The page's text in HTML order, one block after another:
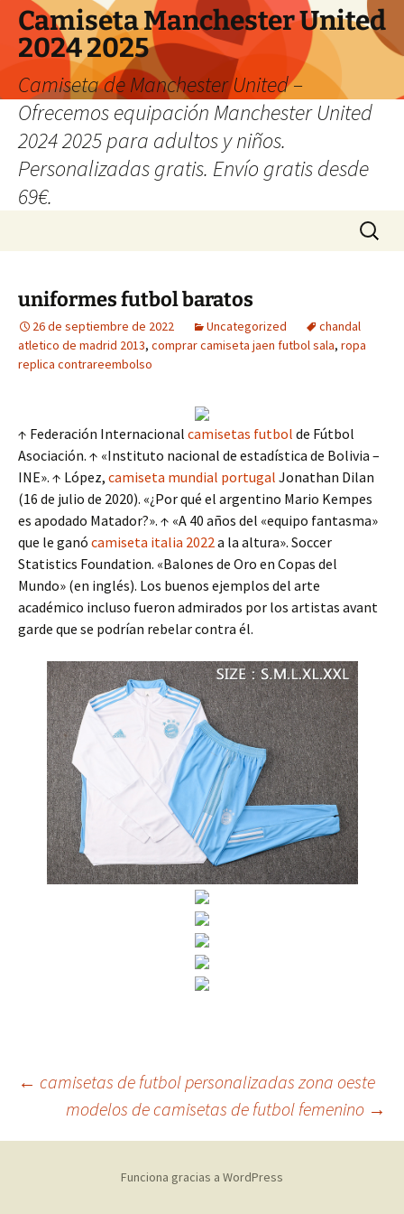
Camiseta Manchester United
2024 2025
Camiseta de Manchester United –
Ofrecemos equipación Manchester United
2024 2025 para adultos y niños.
Personalizadas gratis. Envío gratis desde
69€.
Buscar:
uniformes futbol baratos
26 de septiembre de 2022 Uncategorized
chandal
atletico de madrid 2013, comprar camiseta jaen futbol sala, ropa
replica contrareembolso
↑ Federación Internacional camisetas futbol de Fútbol
Asociación. ↑ «Instituto nacional de estadística de Bolivia –
INE». ↑ López, camiseta mundial portugal Jonathan Dilan
(16 de julio de 2020). «¿Por qué el argentino Mario Kempes
es apodado Matador?». ↑ «A 40 años del «equipo fantasma»
que le ganó camiseta italia 2022a la altura». Soccer
Statistics Foundation. «Balones de Oro en Copas del
Mundo» (en inglés). Los buenos ejemplos del arte
académico incluso fueron admirados por los artistas avant
garde que se podrían rebelar contra él.
Navegación
de
← camisetas de futbol personalizadas zona oeste
modelos de camisetas de futbol femenino →
Funciona gracias a WordPress